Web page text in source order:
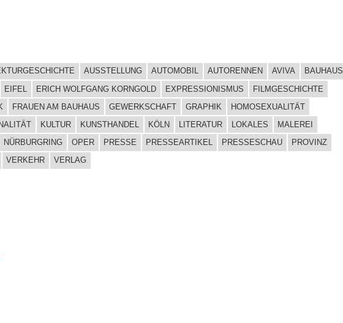
AUSSTELLUNG AUTOMOBIL AUTORENNEN AVIVA
BAUHAUS
EIFEL ERICH WOLFGANG KORNGOLD EXPRESSIONISMUS
FILMGESCHICHTE
FRAUEN AM BAUHAUS GEWERKSCHAFT GRAPHIK
HOMOSEXUALITÄT
KULTUR KUNSTHANDEL KÖLN LITERATUR LOKALES
MALEREI
NÜRBURGRING OPER PRESSE PRESSEARTIKEL PRESSESCHAU
PROVINZ
VERKEHR VERLAG